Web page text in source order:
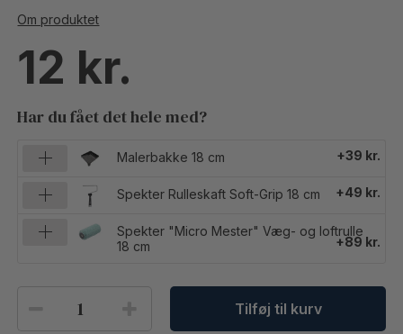
Om produktet
12
Har du fået det hele med?
Malerbakke 18 cm +39 kr.
Spekter Rulleskaft Soft-Grip 18 cm +49 kr.
Spekter "Micro Mester" Væg- og loftrulle
18 cm
+89 kr.
Tilføj til kurv